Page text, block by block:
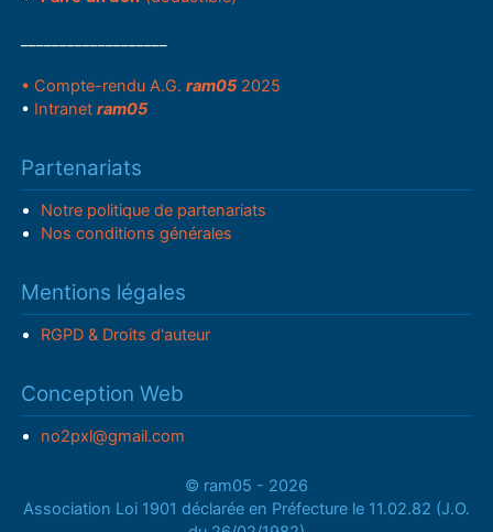
• Compte-rendu A.G.ram05 2025
• Intranetram05
Partenariats
Notre politique de partenariats
Nos conditions générales
Mentions légales
RGPD & Droits d'auteur
Conception Web
no2pxl@gmail.com
© ram05 - 2026
Association Loi 1901 déclarée en Préfecture le 11.02.82 (J.O.